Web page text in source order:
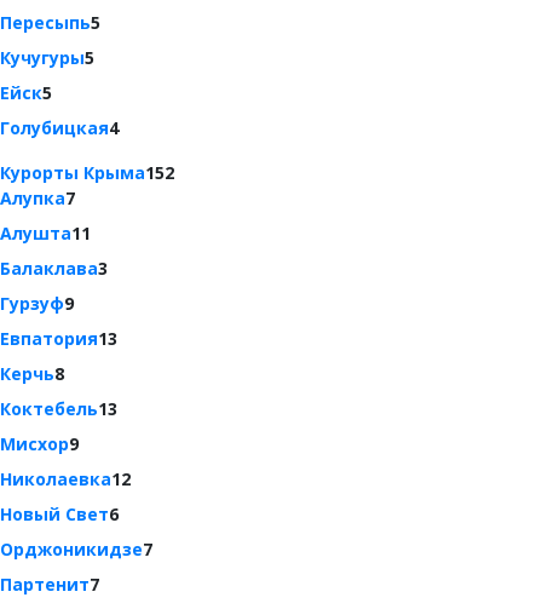
Пересыпь5
Кучугуры5
Ейск5
Голубицкая4
Курорты Крыма152
Алупка7
Алушта11
Балаклава3
Гурзуф9
Евпатория13
Керчь8
Коктебель13
Мисхор9
Николаевка12
Новый Свет6
Орджоникидзе7
Партенит7